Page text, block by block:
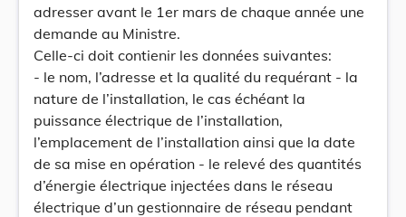
adresser avant le 1er mars de chaque année une
demande au Ministre.
Celle-ci doit contienir les données suivantes:
- le nom, l’adresse et la qualité du requérant - la
nature de l’installation, le cas échéant la
puissance électrique de l’installation,
l’emplacement de l’installation ainsi que la date
de sa mise en opération - le relevé des quantités
d’énergie électrique injectées dans le réseau
électrique d’un gestionnaire de réseau pendant